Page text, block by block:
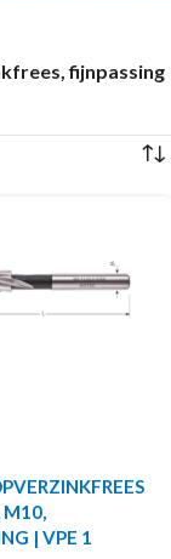
fijnpassing
M10,
| VPE 1